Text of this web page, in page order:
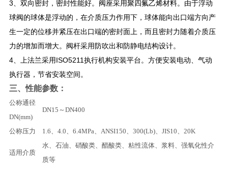
3、双向密封，密封性能好。阀座采用聚四氟乙烯材料。由于浮动
球阀的球体是浮动的，在介质压力作用下，球体能向出口端方向产
生一定的位移并紧压在出口端的密封面上，而且密封力随着介质压
力的增加而增大。阀杆采用防吹出和防静电结构设计。
4、上法兰采用ISO5211执行机构安装平台。方便安装电动、气动
执行器，节省安装空间。
三、性能参数：
公称通径
DN(mm)
DN15～DN400
公称压力 1.6、4.0、6.4MPa、ANSI150、300(Lb)、JIS10、20K
适用介质
水、石油、硝酸类、醋酸类、粘性流体、浆料、强氧化性介
质等